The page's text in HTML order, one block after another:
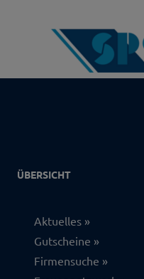
ÜBERSICHT
Aktuelles
Gutscheine
Firmensuche